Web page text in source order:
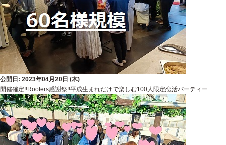
公開日: 2023年04月20日 (木)
開催確定!!Rooters感謝祭!!平成生まれだけで楽しむ100人限定恋活パーティー